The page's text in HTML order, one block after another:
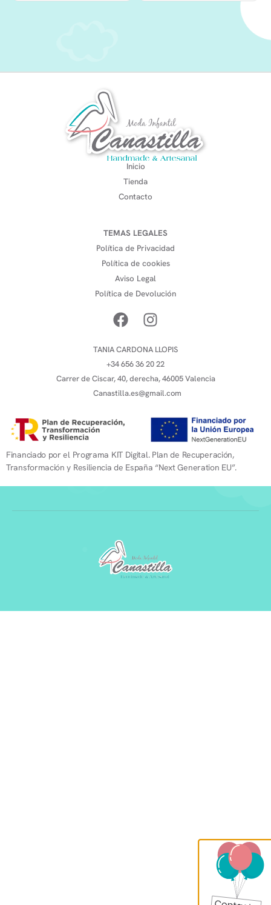
Inicio
Tienda
Contacto
TEMAS LEGALES
Política de Privacidad
Política de cookies
Aviso Legal
Política de Devolución
TANIA CARDONA LLOPIS
+34 656 36 20 22
Carrer de Ciscar, 40, derecha, 46005 Valencia
Canastilla.es@gmail.com
Financiado por el Programa KIT Digital. Plan de Recuperación,
Transformación y Resiliencia de España “Next Generation EU”.